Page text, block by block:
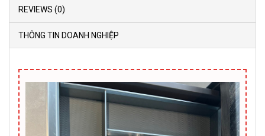
REVIEWS (0)
THÔNG TIN DOANH NGHIỆP